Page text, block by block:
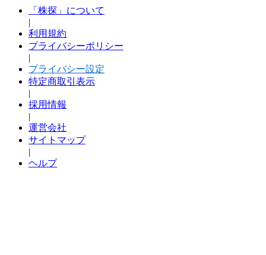
「株探」について
|
利用規約
プライバシーポリシー
|
プライバシー設定
特定商取引表示
|
採用情報
|
運営会社
サイトマップ
|
ヘルプ